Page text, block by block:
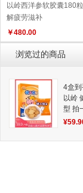
以岭西洋参软胶囊180
解疲劳滋补
￥480.00
浏览过的商品
4盒到
以岭
型 拍
拍一发